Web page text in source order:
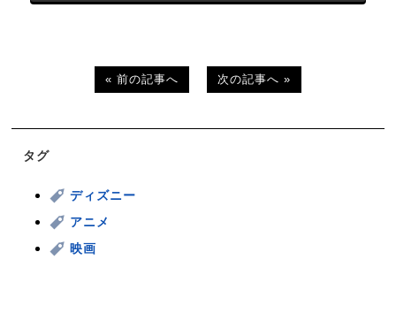
« 前の記事へ 次の記事へ »
タグ
ディズニー
アニメ
映画